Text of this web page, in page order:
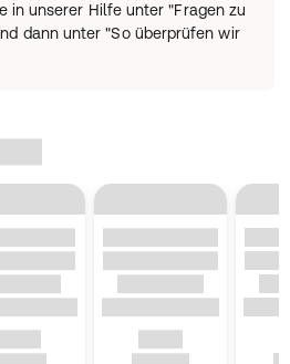
in unserer Hilfe unter "Fragen zu
dann unter "So überprüfen wir